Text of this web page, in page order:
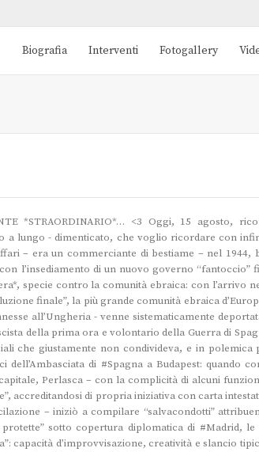
Biografia Interventi Fotogallery
*STRAORDINARIO*… <3 Oggi, 15 agosto,
a lungo - dimenticato, che voglio ricordare con
– era un commerciante di bestiame – nel 1944,
l’insediamento di un nuovo governo “fantoccio”
specie contro la comunità ebraica: con l’arrivo
finale”, la più grande comunità ebraica
all’Ungheria - venne sistematicamente
della prima ora e volontario della Guerra di
che giustamente non condivideva, e in polemica
di #Spagna a Budapest: quando
Perlasca – con la complicità di alcuni
accreditandosi di propria iniziativa con carta
– iniziò a compilare “salvacondotti”
sotto copertura diplomatica di #Madrid, le
capacità d’improvvisazione, creatività e slancio